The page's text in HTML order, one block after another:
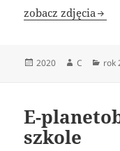
zobacz zdjęcia
Data
2020 Autor
C rok
E-
szkole